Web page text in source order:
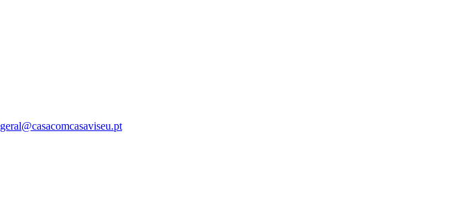
geral@casacomcasaviseu.pt